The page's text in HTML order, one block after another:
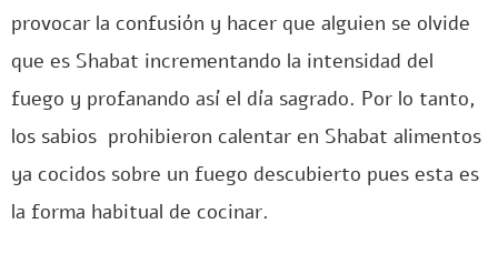
provocar la confusión y hacer que alguien se olvide
que es Shabat incrementando la intensidad del
fuego y profanando así el día sagrado. Por lo tanto,
los sabios prohibieron calentar en Shabat alimentos
ya cocidos sobre un fuego descubierto pues esta es
la forma habitual de cocinar.